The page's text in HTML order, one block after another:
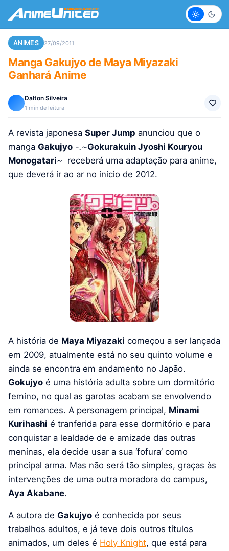
Claro
ANIMES 27/09/2011
Manga Gakujyo de Maya Miyazaki
Ganhará Anime
Dalton Silveira
1 min de leitura
A revista japonesa Super Jump anunciou que o
manga Gakujyo -.~Gokurakuin Jyoshi Kouryou
Monogatari~ receberá uma adaptação para anime,
que deverá ir ao ar no inicio de 2012.
A história de Maya Miyazaki começou a ser lançada
em 2009, atualmente está no seu quinto volume e
ainda se encontra em andamento no Japão.
Gokujyo é uma história adulta sobre um dormitório
femino, no qual as garotas acabam se envolvendo
em romances. A personagem principal, Minami
Kurihashi é tranferida para esse dormitório e para
conquistar a lealdade de e amizade das outras
meninas, ela decide usar a sua ‘fofura’ como
principal arma. Mas não será tão simples, graças às
intervenções de uma outra moradora do campus,
Aya Akabane.
A autora de Gakujyo é conhecida por seus
trabalhos adultos, e já teve dois outros títulos
animados, um deles é Holy Knight, que está para